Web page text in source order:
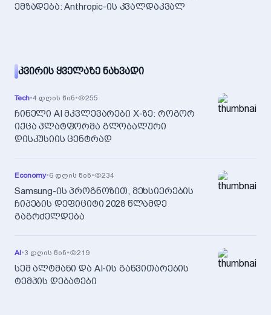
ემზადება: Anthropic-ის კვალდაკვალ
ᲙᲕᲘᲠᲘᲡ ᲧᲕᲔᲚᲐᲖᲔ ᲜᲐᲮᲕᲐᲓᲘ
Tech•4 დღის წინ• 255
ჩინელი AI მკვლევარები X-ზე: როგორ
იქცა პლატფორმა გლობალური
დისკუსიის ცენტრად
Economy•6 დღის წინ• 234
Samsung-ის პროგნოზით, მეხსიერების
ჩიპების დეფიციტი 2028 წლამდე
გაგრძელდება
AI•3 დღის წინ• 219
სემ ალტმანი და AI-ის განვითარების
ტემპის დებატები